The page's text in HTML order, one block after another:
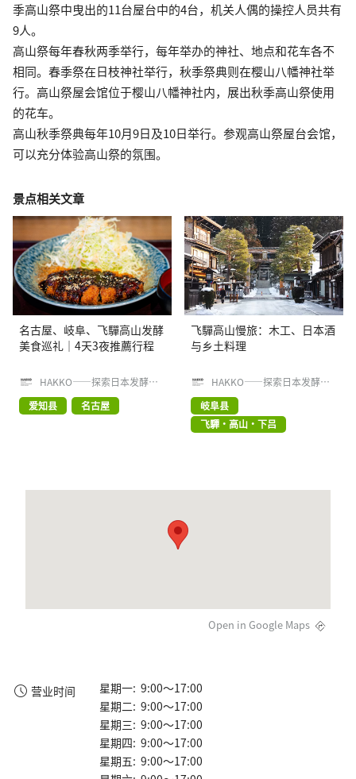
季高山祭中曳出的11台屋台中的4台，机关人偶的操控人员共有
9人。
高山祭每年春秋两季举行，每年举办的神社、地点和花车各不
相同。春季祭在日枝神社举行，秋季祭典则在樱山八幡神社举
行。高山祭屋会馆位于樱山八幡神社内，展出秋季高山祭使用
的花车。
高山秋季祭典每年10月9日及10日举行。参观高山祭屋台会馆，
可以充分体验高山祭的氛围。
景点相关文章
名古屋、岐阜、飞驒高山发酵
美食巡礼｜4天3夜推薦行程
HAKKO——探索日本发酵食品
爱知县
名古屋
飞驒高山慢旅：木工、日本酒
与乡土料理
HAKKO——探索日本发酵食品
岐阜县
飞驒・高山・下吕
Open in Google Maps
营业时间
星期一: 9:00～17:00
星期二: 9:00～17:00
星期三: 9:00～17:00
星期四: 9:00～17:00
星期五: 9:00～17:00